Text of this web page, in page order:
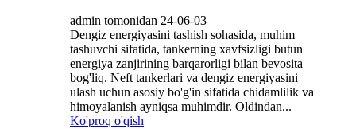
admin tomonidan 24-06-03
Dengiz energiyasini tashish sohasida, muhim
tashuvchi sifatida, tankerning xavfsizligi butun
energiya zanjirining barqarorligi bilan bevosita
bog'liq. Neft tankerlari va dengiz energiyasini
ulash uchun asosiy bo'g'in sifatida chidamlilik va
himoyalanish ayniqsa muhimdir. Oldindan...
Ko'proq o'qish